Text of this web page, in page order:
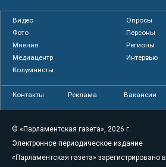
Видео
Опросы
Фото
Персоны
Мнения
Регионы
Медиацентр
Интервью
Колумнисты
Контакты Реклама Вакансии
© «Парламентская газета», 2026 г.
Электронное периодическое издание
«Парламентская газета» зарегистрировано в